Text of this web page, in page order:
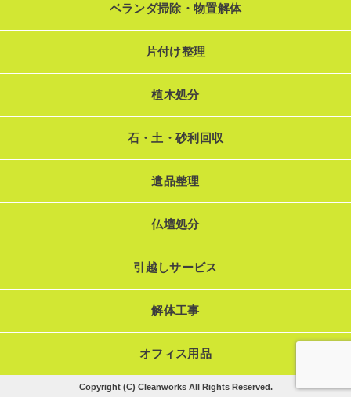
ベランダ掃除・物置解体
片付け整理
植木処分
石・土・砂利回収
遺品整理
仏壇処分
引越しサービス
解体工事
オフィス用品
Copyright (C) Cleanworks All Rights Reserved.